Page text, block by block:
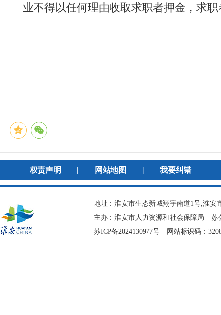
业不得以任何理由收取求职者押金，求
权责声明 | 网站地图 | 我要纠错
地址：淮安市生态新城翔宇南道1号,淮
主办：淮安市人力资源和社会保障局 苏
苏ICP备2024130977号 网站标识码：